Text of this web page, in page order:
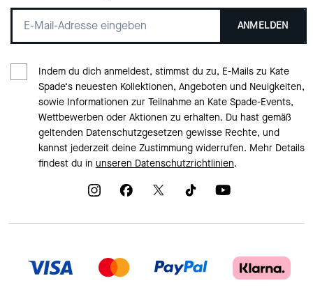
ANMELDEN
Indem du dich anmeldest, stimmst du zu, E-Mails zu Kate
Spade‘s neuesten Kollektionen, Angeboten und Neuigkeiten,
sowie Informationen zur Teilnahme an Kate Spade-Events,
Wettbewerben oder Aktionen zu erhalten. Du hast gemäß
geltenden Datenschutzgesetzen gewisse Rechte, und
kannst jederzeit deine Zustimmung widerrufen. Mehr Details
findest du in unseren Datenschutzrichtlinien.